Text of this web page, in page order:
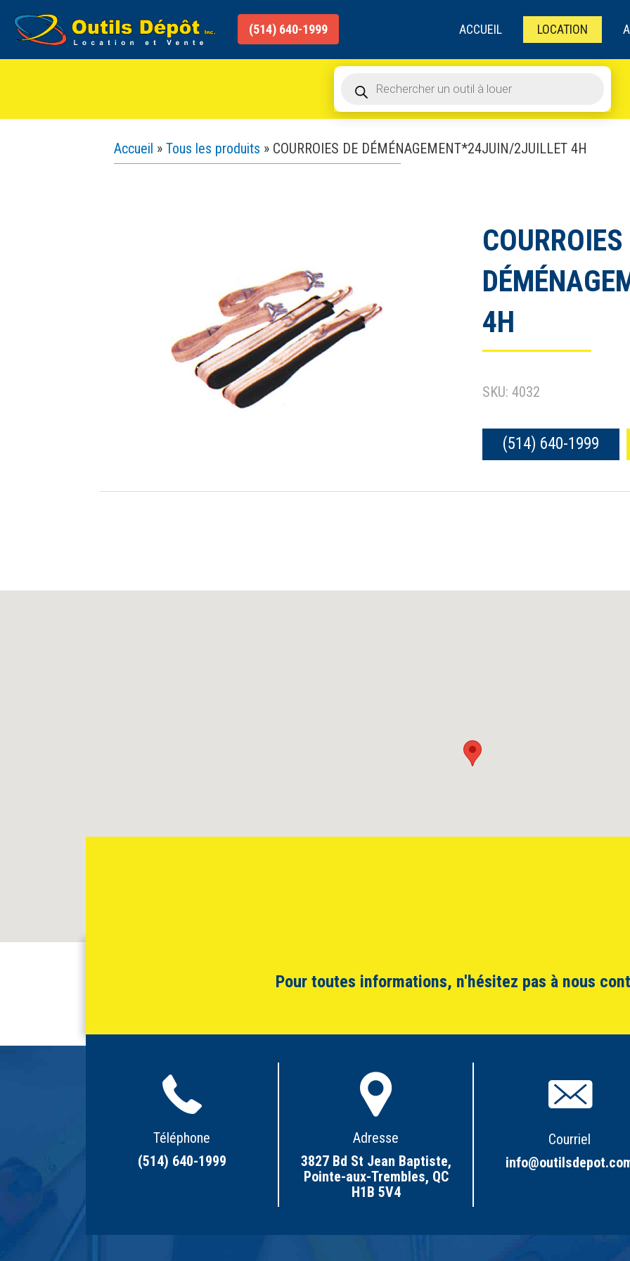
contenu
(514) 640-1999 ACCUEIL LOCATION
produits
Accueil » Tous les produits » COURROIES DE DÉMÉNAGEMENT*24JUIN/2JUILLET 4H
COURROIES
4H
SKU: 4032
(514) 640-1999
Pour toutes informations, n'hésitez pas à nous
Téléphone
(514) 640-1999
Adresse
3827 Bd St Jean Baptiste,
Pointe-aux-Trembles, QC
H1B 5V4
Courriel